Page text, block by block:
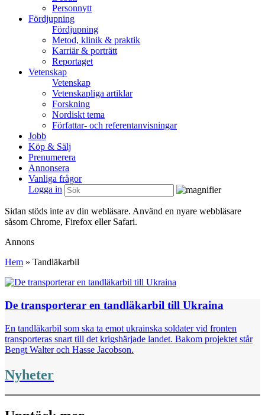
Personnytt
Fördjupning
Fördjupning
Metod, klinik & praktik
Karriär & porträtt
Reportaget
Vetenskap
Vetenskap
Vetenskapliga artiklar
Forskning
Nordiskt tema
Författar- och referentanvisningar
Jobb
Köp & Sälj
Prenumerera
Annonsera
Vanliga frågor
Logga in
Sidan stöds inte av din webläsare. Använd en nyare webbläsare
såsom Chrome, Firefox eller Safari.
Annons
Hem » Tandläkarbil
De transporterar en tandläkarbil till Ukraina
En tandläkarbil som ska ta emot ukrainska soldater vid fronten
transporteras snart till det krigshärjade landet. Bakom projektet står
Bengt Walter och Hasse Jacobson.
Nyheter